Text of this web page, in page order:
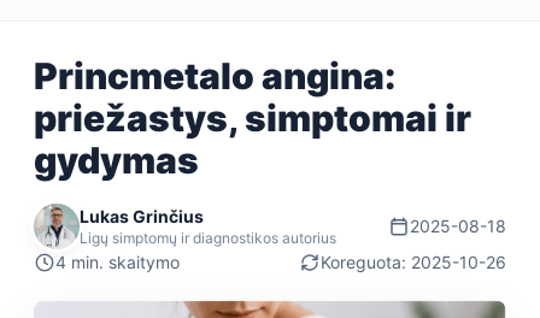
Princmetalo angina:
priežastys, simptomai ir
gydymas
Lukas Grinčius
Ligų simptomų ir diagnostikos autorius
2025-08-18
4 min. skaitymo
Koreguota: 2025-10-26